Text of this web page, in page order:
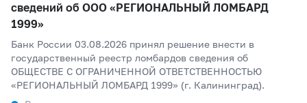
сведений об ООО «РЕГИОНАЛЬНЫЙ ЛОМБАРД
1999»
Банк России 03.08.2026 принял решение внести в
государственный реестр ломбардов сведения об
ОБЩЕСТВЕ С ОГРАНИЧЕННОЙ ОТВЕТСТВЕННОСТЬЮ
«РЕГИОНАЛЬНЫЙ ЛОМБАРД 1999» (г. Калининград).